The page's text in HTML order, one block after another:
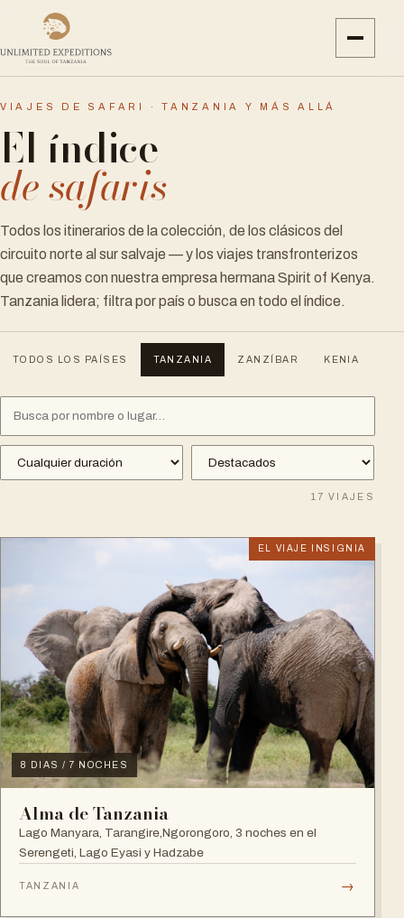
VIAJES DE SAFARI · TANZANIA Y MÁS ALLÁ
El índice
de safaris
Todos los itinerarios de la colección, de los clásicos del
circuito norte al sur salvaje — y los viajes transfronterizos
que creamos con nuestra empresa hermana Spirit of Kenya.
Tanzania lidera; filtra por país o busca en todo el índice.
TODOS LOS PAÍSES TANZANIA ZANZÍBAR KENIA
17 VIAJES
EL VIAJE INSIGNIA
8 DIAS / 7 NOCHES
Alma de Tanzania
Lago Manyara, Tarangire,Ngorongoro, 3 noches en el
Serengeti, Lago Eyasi y Hadzabe
TANZANIA →